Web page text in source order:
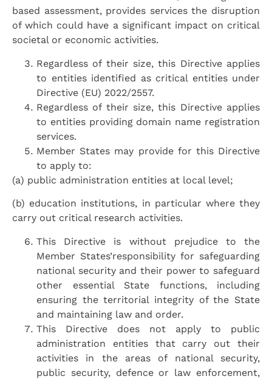
based assessment, provides services the disruption
of which could have a significant impact on critical
societal or economic activities.
Regardless of their size, this Directive applies
to entities identified as critical entities under
Directive (EU) 2022/2557.
Regardless of their size, this Directive applies
to entities providing domain name registration
services.
Member States may provide for this Directive
to apply to:
(a) public administration entities at local level;
(b) education institutions, in particular where they
carry out critical research activities.
This Directive is without prejudice to the
Member States’responsibility for safeguarding
national security and their power to safeguard
other essential State functions, including
ensuring the territorial integrity of the State
and maintaining law and order.
This Directive does not apply to public
administration entities that carry out their
activities in the areas of national security,
public security, defence or law enforcement,